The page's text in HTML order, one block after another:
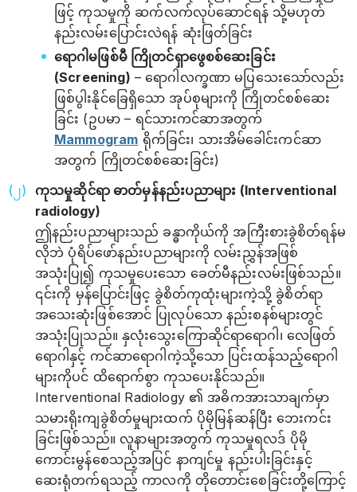
ဖြင့် ကုသမှုကို ဆက်လက်လုပ်ဆောင်ရန် သို့မဟုတ်
နည်းလမ်းပြောင်းလဲရန် ဆုံးဖြတ်ခြင်း
ရောဂါမဖြစ်မီ ကြိုတင်ရှာဖွေစစ်ဆေးခြင်း
(Screening) – ရောဂါလက္ခဏာ မပြသေးသော်လည်း
ဖြစ်ပွါးနိုင်ခြေရှိသော အုပ်စုများကို ကြိုတင်စစ်ဆေး
ခြင်း (ဥပမာ – ရင်သားကင်ဆာအတွက်
Mammogram ရိုက်ခြင်း၊ သားအိမ်ခေါင်းကင်ဆာ
အတွက် ကြိုတင်စစ်ဆေးခြင်း)
ကုသ‌မှုဆိုင်ရာ ဓာတ်မှန်နည်းပညာများ (Interventional
radiology)
ဤနည်းပညာများသည် ခန္ဓာကိုယ်ကို အကြီးစားခွဲစိတ်ရန်မ
လိုဘဲ ပုံရိပ်ဖော်နည်းပညာများကို လမ်းညွှန်အဖြစ်
အသုံးပြု၍ ကုသမှုပေးသော ခေတ်မီနည်းလမ်းဖြစ်သည်။
၎င်းကို မှန်ပြောင်းဖြင့ ခွဲစိတ်ကုထုံးများကဲ့သို့ ခွဲစိတ်ရာ
အသေးဆုံးဖြစ်အောင် ပြုလုပ်သော နည်းစနစ်များတွင်
အသုံးပြုသည်။ နှလုံးသွေးကြောဆိုင်ရာရောဂါ၊ လေဖြတ်
ရောဂါနှင့် ကင်ဆာရောဂါကဲ့သို့သော ပြင်းထန်သည့်ရောဂါ
များကိုပင် ထိရောက်စွာ ကုသပေးနိုင်သည်။
Interventional Radiology ၏ အဓိကအားသာချက်မှာ
သမားရိုးကျခွဲစိတ်မှုများထက် ပိုမိုမြန်ဆန်ပြီး ဘေးကင်း
ခြင်းဖြစ်သည်။ လူနာများအတွက် ကုသမှုရလဒ် ပိုမို
ကောင်းမွန်စေသည့်အပြင် နာကျင်မှု နည်းပါးခြင်းနှင့်
ဆေးရုံတက်ရသည့် ကာလကို တိုတောင်းစေခြင်းတို့ကြောင့်